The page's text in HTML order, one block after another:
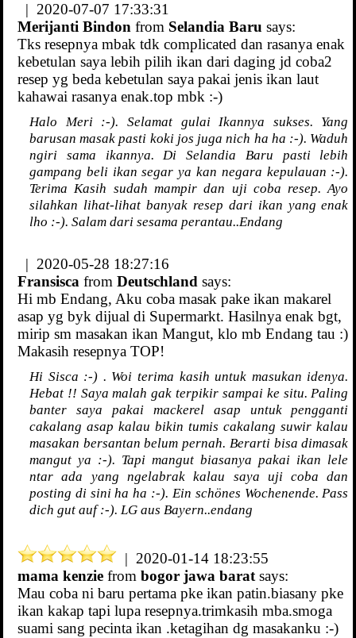
| 2020-07-07 17:33:31
Merijanti Bindon from Selandia Baru says:
Tks resepnya mbak tdk complicated dan rasanya enak
kebetulan saya lebih pilih ikan dari daging jd coba2
resep yg beda kebetulan saya pakai jenis ikan laut
kahawai rasanya enak.top mbk :-)
Halo Meri :-). Selamat gulai Ikannya sukses. Yang
barusan masak pasti koki jos juga nich ha ha :-). Waduh
ngiri sama ikannya. Di Selandia Baru pasti lebih
gampang beli ikan segar ya kan negara kepulauan :-).
Terima Kasih sudah mampir dan uji coba resep. Ayo
silahkan lihat-lihat banyak resep dari ikan yang enak
lho :-). Salam dari sesama perantau..Endang
| 2020-05-28 18:27:16
Fransisca from Deutschland says:
Hi mb Endang, Aku coba masak pake ikan makarel
asap yg byk dijual di Supermarkt. Hasilnya enak bgt,
mirip sm masakan ikan Mangut, klo mb Endang tau :)
Makasih resepnya TOP!
Hi Sisca :-) . Woi terima kasih untuk masukan idenya.
Hebat !! Saya malah gak terpikir sampai ke situ. Paling
banter saya pakai mackerel asap untuk pengganti
cakalang asap kalau bikin tumis cakalang suwir kalau
masakan bersantan belum pernah. Berarti bisa dimasak
mangut ya :-). Tapi mangut biasanya pakai ikan lele
ntar ada yang ngelabrak kalau saya uji coba dan
posting di sini ha ha :-). Ein schönes Wochenende. Pass
dich gut auf :-). LG aus Bayern..endang
| 2020-01-14 18:23:55
mama kenzie from bogor jawa baratsays:
Mau coba ni baru pertama pke ikan patin.biasany pke
ikan kakap tapi lupa resepnya.trimkasih mba.smoga
suami sang pecinta ikan .ketagihan dg masakanku :-)